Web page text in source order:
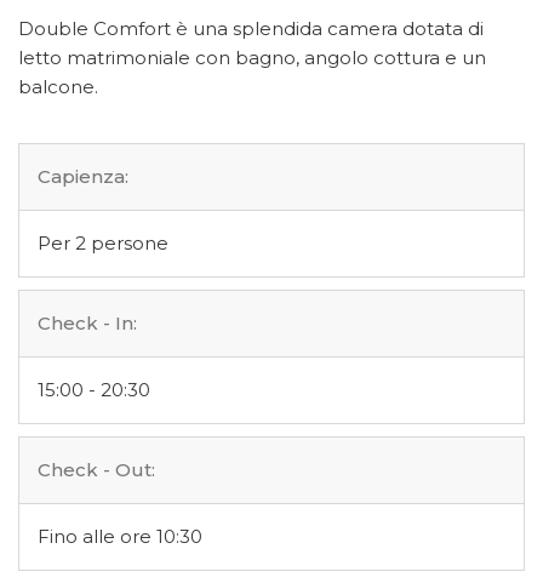
Double Comfort è una splendida camera dotata di
letto matrimoniale con bagno, angolo cottura e un
balcone.
Capienza:
Per 2 persone
Check - In:
15:00 - 20:30
Check - Out:
Fino alle ore 10:30